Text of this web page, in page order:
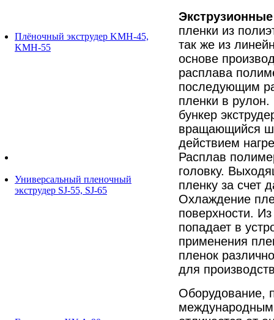
Плёночный экструдер KMH-45,
KMH-55
Универсальный пленочный
экструдер SJ-55, SJ-65
пленки из
так же из
основе
расплава
последующим
пленки в рулон.
бункер
вращающийся
действием
Расплав
головку.
пленку за счет
Охлаждение
поверхности.
попадает в
применения
пленок
для
Оборудование,
международным